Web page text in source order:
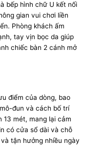
bếp hình chữ U kết nối
gian vui chơi liền
Phòng khách ấm
tay vịn bọc da giúp
chiếc bàn 2 cánh mở
điểm của dòng, bao
đun và cách bố trí
mét, mang lại cảm
có cửa sổ dài và chỗ
tận hưởng nhiều ngày